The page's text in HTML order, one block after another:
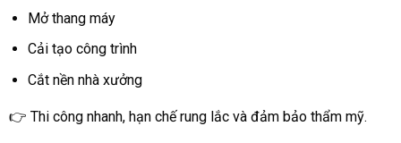
Mở thang máy
Cải tạo công trình
Cắt nền nhà xưởng
👉 Thi công nhanh, hạn chế rung lắc và đảm bảo thẩm mỹ.